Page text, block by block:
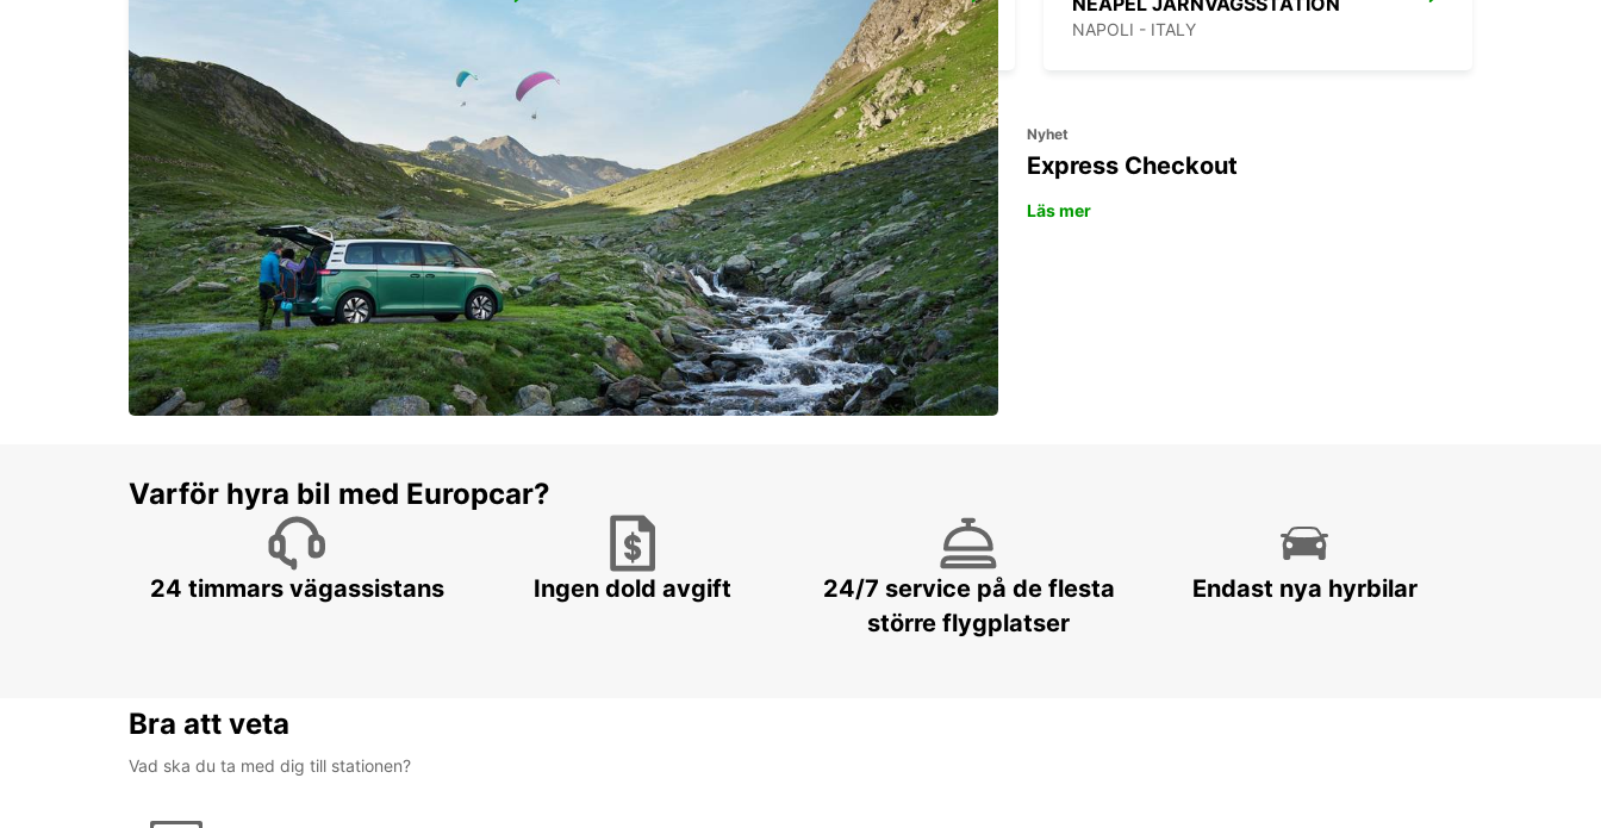
NAPOLI - ITALY
Nyhet
Express Checkout
Läs mer
Varför hyra bil med Europcar?
24 timmars vägassistans Ingen dold avgift
24/7 service på de flesta
större flygplatser
Endast nya hyrbilar
Bra att veta
Vad ska du ta med dig till stationen?